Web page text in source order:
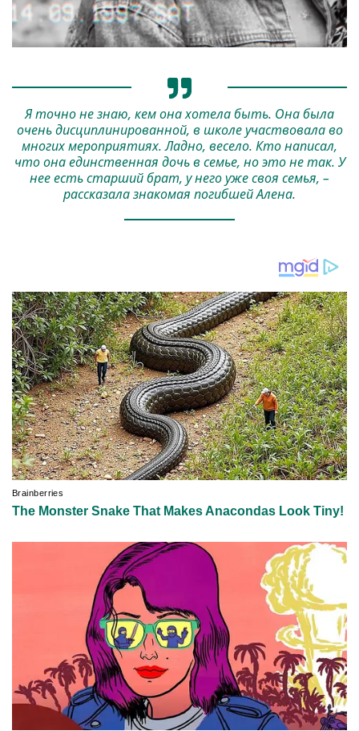
Я точно не знаю, кем она хотела быть. Она была
очень дисциплинированной, в школе участвовала во
многих мероприятиях. Ладно, весело. Кто написал,
что она единственная дочь в семье, но это не так. У
нее есть старший брат, у него уже своя семья, –
рассказала знакомая погибшей Алена.